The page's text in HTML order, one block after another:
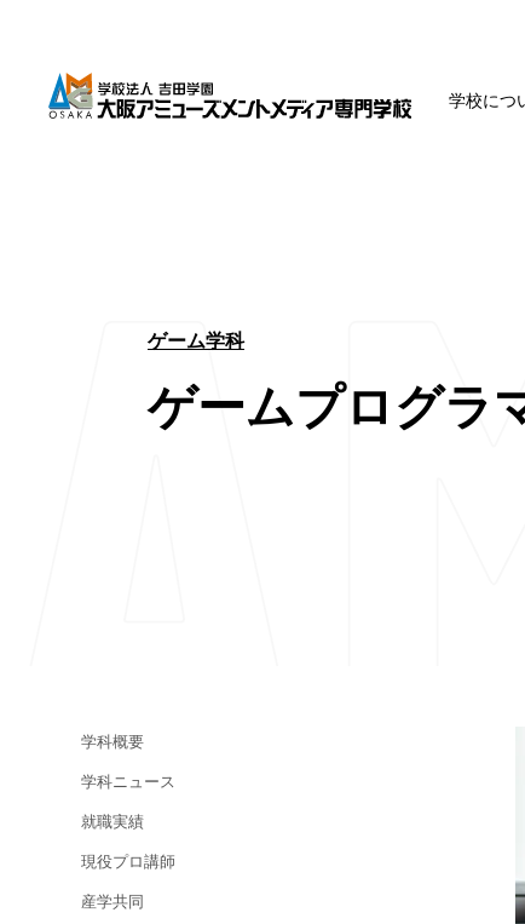
学校につ
ゲーム学科
ゲームプログラ
学科概要
学科ニュース
就職実績
現役プロ講師
産学共同